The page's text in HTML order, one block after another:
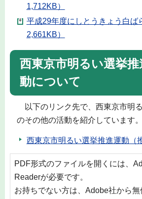
1,712KB）
平成29年度にしとうきょう白ば
2,661KB）
西東京市明るい選挙
動について
以下のリンク先で、西東京市明
のその他の活動を紹介しています。
西東京市明るい選挙推進運動（
PDF形式のファイルを開くには、
Readerが必要です。
お持ちでない方は、Adobe社から